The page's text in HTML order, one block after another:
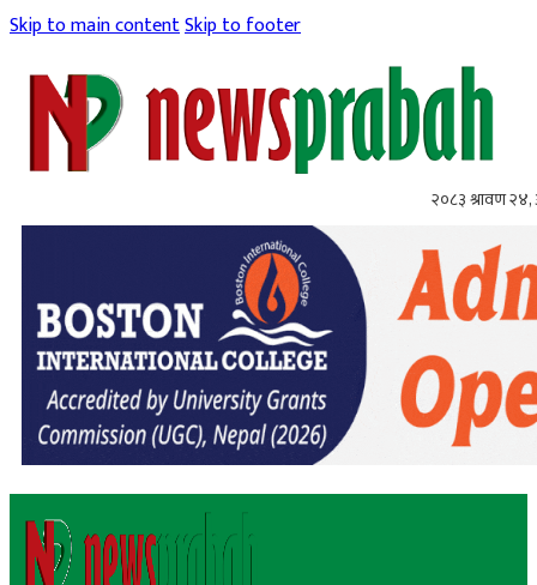
Skip to main contentSkip to footer
२०८३ श्रावण